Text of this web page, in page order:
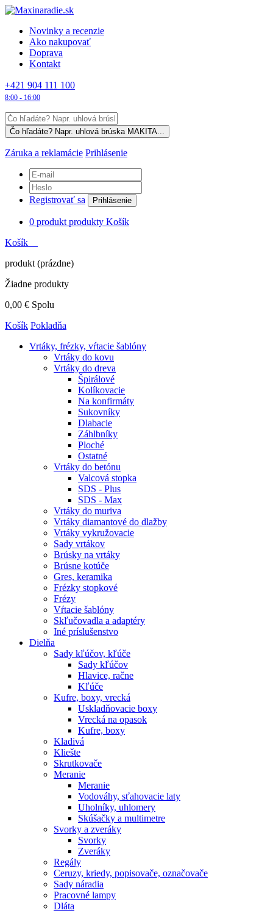
Novinky a recenzie
Ako nakupovať
Doprava
Kontakt
+421 904 111 100
8:00 - 16:00
Záruka a reklamácie Prihlásenie
Registrovať sa Prihlásenie
0 produkt produkty Košík
Košík
produkt (prázdne)
Žiadne produkty
0,00 € Spolu
Košík Pokladňa
Vrtáky, frézky, vŕtacie šablóny
Vrtáky do kovu
Vrtáky do dreva
Špirálové
Kolíkovacie
Na konfirmáty
Sukovníky
Dlabacie
Záhlbníky
Ploché
Ostatné
Vrtáky do betónu
Valcová stopka
SDS - Plus
SDS - Max
Vrtáky do muriva
Vrtáky diamantové do dlažby
Vrtáky vykružovacie
Sady vrtákov
Brúsky na vrtáky
Brúsne kotúče
Gres, keramika
Frézky stopkové
Frézy
Vŕtacie šablóny
Skľučovadla a adaptéry
Iné príslušenstvo
Dielňa
Sady kľúčov, kľúče
Sady kľúčov
Hlavice, račne
Kľúče
Kufre, boxy, vrecká
Uskladňovacie boxy
Vrecká na opasok
Kufre, boxy
Kladivá
Kliešte
Skrutkovače
Meranie
Meranie
Vodováhy, sťahovacie laty
Uholníky, uhlomery
Skúšačky a multimetre
Svorky a zveráky
Svorky
Zveráky
Regály
Ceruzy, kriedy, popisovače, označovače
Sady náradia
Pracovné lampy
Dláta